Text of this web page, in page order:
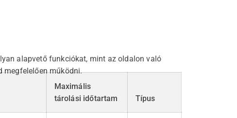
alapvető funkciókat, mint az oldalon való
megfelelően működni.
Maximális
tárolási időtartam
Típus